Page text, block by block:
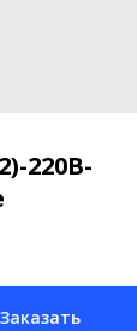
220В-
Заказать